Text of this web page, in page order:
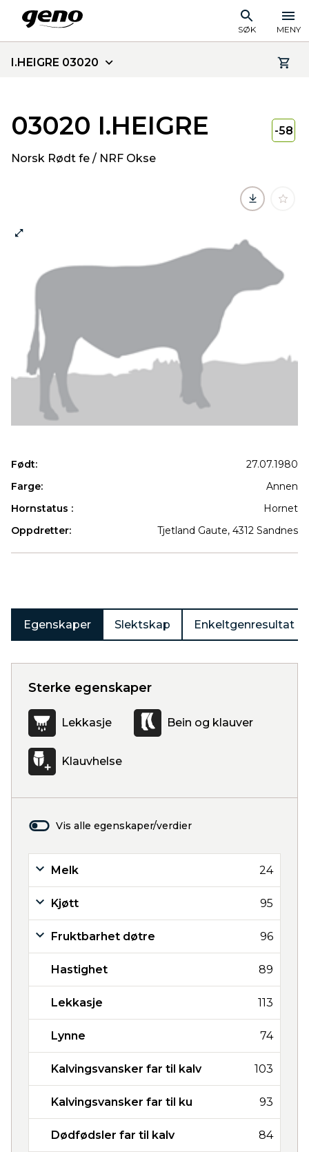
SØK MENY
I.HEIGRE 03020
03020 I.HEIGRE
Norsk Rødt fe / NRF Okse
-58
Født:
27.07.1980
Farge:
Annen
Hornstatus :
Hornet
Oppdretter:
Tjetland Gaute, 4312 Sandnes
Egenskaper Slektskap Enkeltgenresultat
Sterke egenskaper
Lekkasje Bein og klauver
Klauvhelse
Vis alle egenskaper/verdier
Melk 24
Kjøtt 95
Fruktbarhet døtre 96
Hastighet 89
Lekkasje 113
Lynne 74
Kalvingsvansker far til kalv 103
Kalvingsvansker far til ku 93
Dødfødsler far til kalv 84